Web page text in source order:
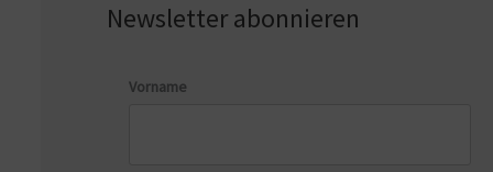
Newsletter abonnieren
Vorname